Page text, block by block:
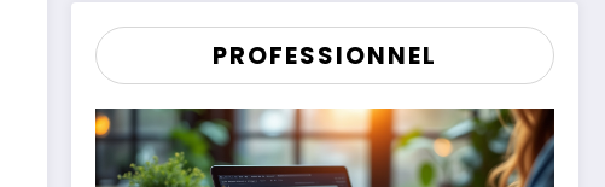
PROFESSIONNEL